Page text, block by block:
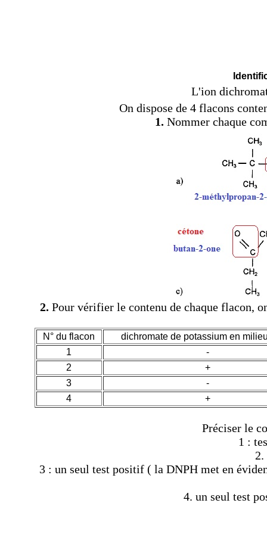
L'ion
On dispose de 4 flacons
1. Nommer chaque
2. Pour vérifier le contenu de chaque flacon,
N° du flacon
dichromate de potassium en
1
-
2
+
3
-
4
+
Préciser le
1 :
2.
3 : un seul test positif ( la DNPH met en
4. un seul test